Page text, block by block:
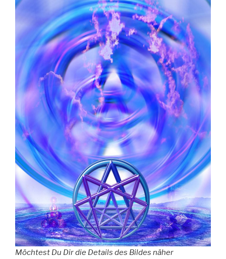
Möchtest Du Dir die Details des Bildes näher